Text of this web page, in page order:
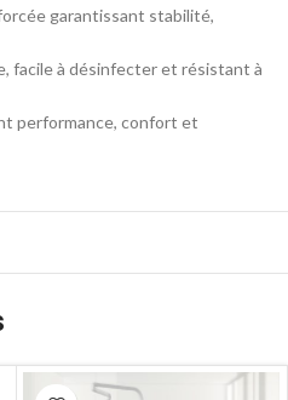
garantissant stabilité,
facile à désinfecter et résistant à
performance, confort et